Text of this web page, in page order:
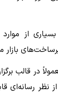
از موارد
در قالب
رسانه‌ای